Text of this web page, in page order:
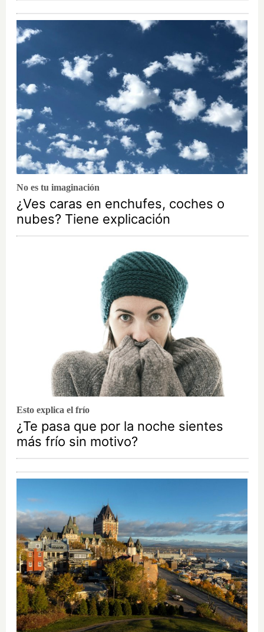
No es tu imaginación
¿Ves caras en enchufes, coches o
nubes? Tiene explicación
Esto explica el frío
¿Te pasa que por la noche sientes
más frío sin motivo?